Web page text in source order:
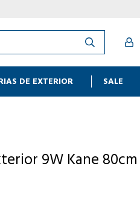
DE EXTERIOR SALE
9W Kane 80cm